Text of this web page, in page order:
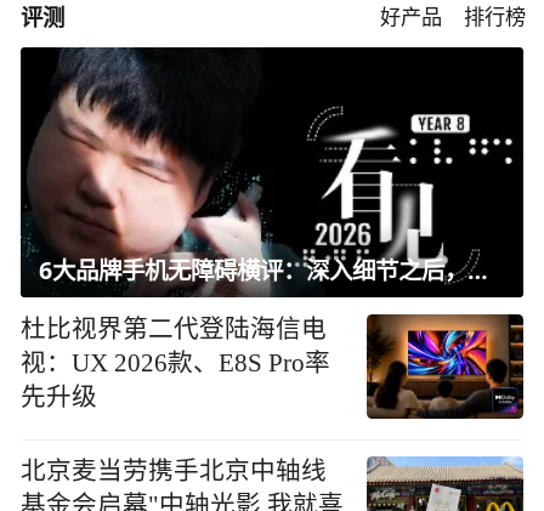
评测 好产品 排行榜
6大品牌手机无障碍横评：深入细节之后，似乎只有苹果能挺住？｜ 看见2026
杜比视界第二代登陆海信电
视：UX 2026款、E8S Pro率
先升级
北京麦当劳携手北京中轴线
基金会启幕"中轴光影 我就喜